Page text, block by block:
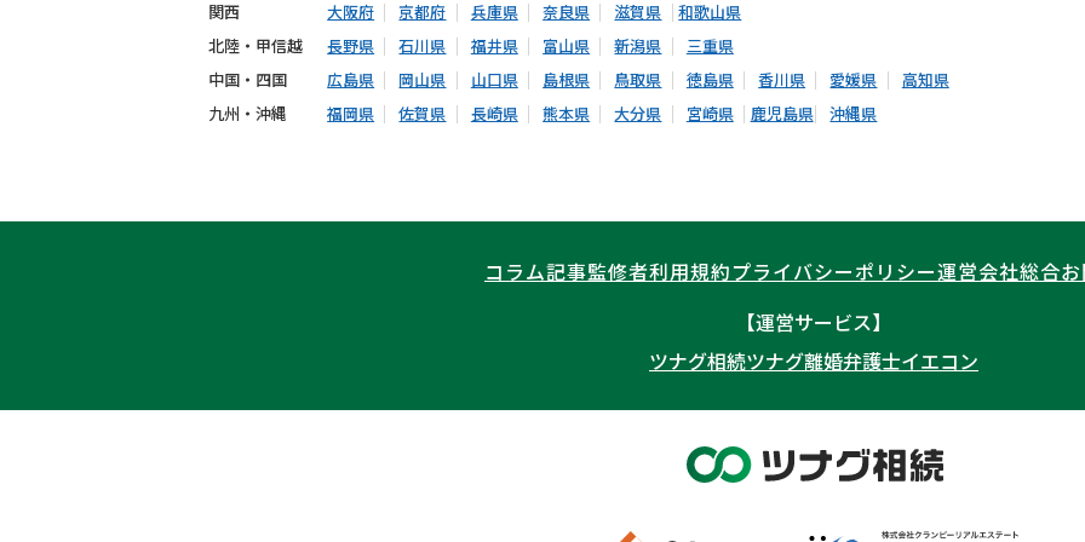
関西 大阪府 京都府 兵庫県 奈良県 滋賀県
和歌山県
北陸・甲信越
長野県 石川県 福井県 富山県 新潟県
三重県
中国・四国
広島県 岡山県 山口県 島根県 鳥取県 徳島県 香川県 愛媛県
高知県
九州・沖縄
福岡県 佐賀県 長崎県 熊本県 大分県 宮崎県 鹿児島県 沖縄県
コラム記事監修者利用規約プライバシーポリシー運営会社総合
【運営サービス】
ツナグ相続ツナグ離婚弁護士イエコン